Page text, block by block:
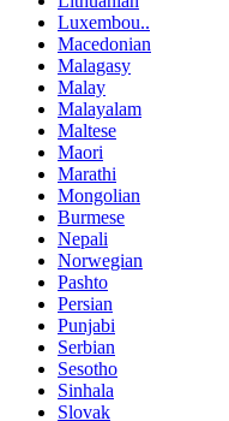
Luxembou..
Macedonian
Malagasy
Malay
Malayalam
Maltese
Maori
Marathi
Mongolian
Burmese
Nepali
Norwegian
Pashto
Persian
Punjabi
Serbian
Sesotho
Sinhala
Slovak